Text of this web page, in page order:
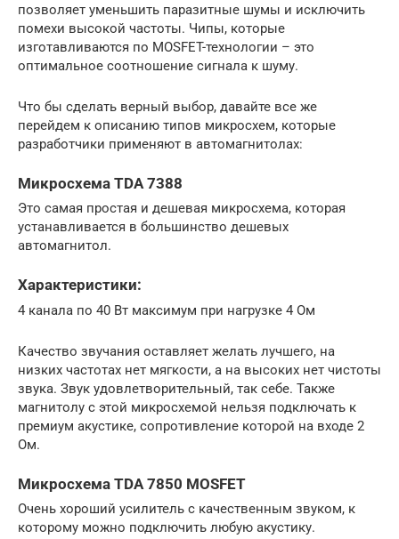
позволяет уменьшить паразитные шумы и исключить
помехи высокой частоты. Чипы, которые
изготавливаются по MOSFET-технологии – это
оптимальное соотношение сигнала к шуму.
Что бы сделать верный выбор, давайте все же
перейдем к описанию типов микросхем, которые
разработчики применяют в автомагнитолах:
Микросхема TDA 7388
Это самая простая и дешевая микросхема, которая
устанавливается в большинство дешевых
автомагнитол.
Характеристики:
4 канала по 40 Вт максимум при нагрузке 4 Ом
Качество звучания оставляет желать лучшего, на
низких частотах нет мягкости, а на высоких нет чистоты
звука. Звук удовлетворительный, так себе. Также
магнитолу с этой микросхемой нельзя подключать к
премиум акустике, сопротивление которой на входе 2
Ом.
Микросхема TDA 7850 MOSFET
Очень хороший усилитель с качественным звуком, к
которому можно подключить любую акустику.